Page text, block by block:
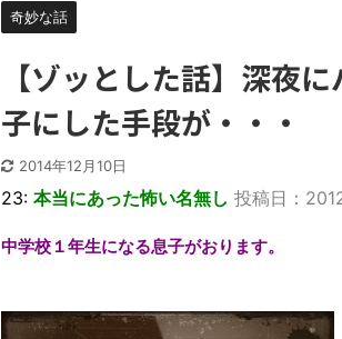
奇妙な話
【ゾッとした話】深夜
子にした手段が・・・
2014年12月10日
23: 本当にあった怖い名無し 投稿日：
中学校１年生になる息子がおります。